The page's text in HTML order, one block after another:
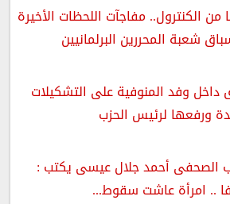
من الكنترول.. مفاجآت اللحظات الأخيرة
شعبة المحررين البرلمانيين
داخل وفد المنوفية على التشكيلات
ورفعها لرئيس الحزب
الصحفى أحمد جلال عيسى يكتب :
.. امرأة عاشت سقوط...